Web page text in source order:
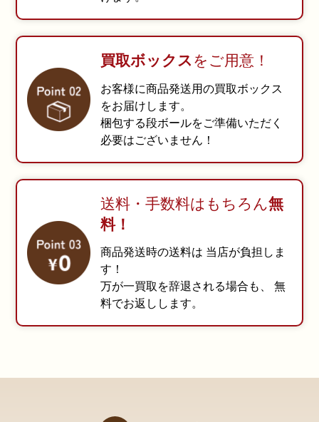
買取ボックス を ご用意！
お客様に商品発送用の買取ボックス
をお届けします。
梱包する段ボールをご準備いただく
必要はございません！
送料・手数料は もちろん無
料！
商品発送時の送料は 当店が負担しま
す！
万が一買取を辞退される場合も、
無
料でお返しします。